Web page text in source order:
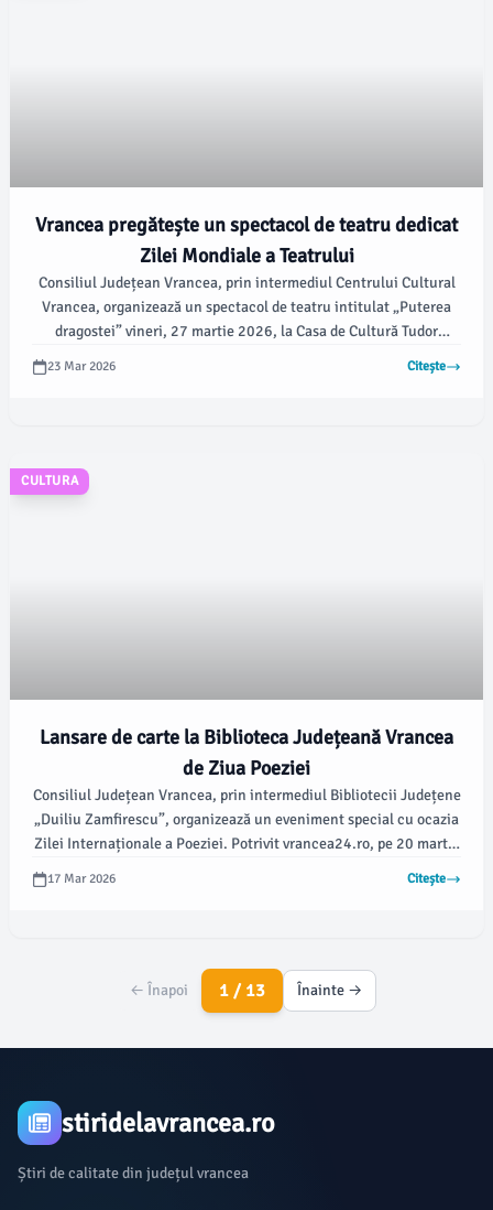
Vrancea pregătește un spectacol de teatru dedicat
Zilei Mondiale a Teatrului
Consiliul Județean Vrancea, prin intermediul Centrului Cultural
Vrancea, organizează un spectacol de teatru intitulat „Puterea
dragostei” vineri, 27 martie 2026, la Casa de Cultură Tudor
Vornicu din Adjud, începând cu ora 18:00. Evenimentul are rolul
de a celebra Ziua Mondială a Teatrului, promovând astfel arta
23 Mar 2026 Citește
CULTURA
Lansare de carte la Biblioteca Județeană Vrancea
de Ziua Poeziei
Consiliul Județean Vrancea, prin intermediul Bibliotecii Județene
„Duiliu Zamfirescu”, organizează un eveniment special cu ocazia
Zilei Internaționale a Poeziei. Potrivit vrancea24.ro, pe 20 martie
semnate de autoarele Constanța Cornilă și Geanina Bîrlădeanu.
17 Mar 2026 Citește
← Înapoi 1 / 13 Înainte →
stiridelavrancea.ro
Știri de calitate din județul vrancea